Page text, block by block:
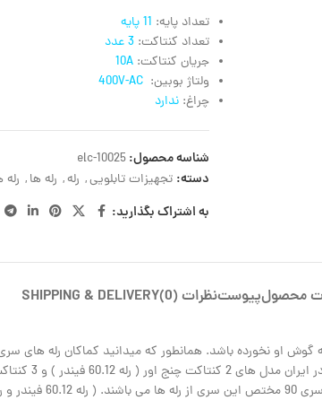
تعداد پایه: 11 پایه
تعداد کنتاکت: 3 عدد
جریان کنتاکت: 10A
ولتاژ بوبین: 400V-AC
چراغ: ندارد
شناسه محصول:elc-10025
دسته: تجهیزات تابلویی, رله, رله ها,
به اشتراک بگذارید:
محصولپیوستنظرات (0) SHIPPING & DELIVERY